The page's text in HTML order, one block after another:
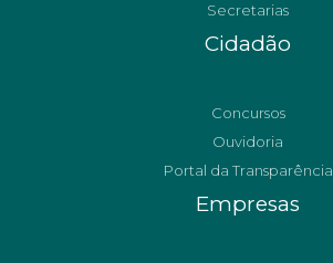
Secretarias
Cidadão
Concursos
Ouvidoria
Portal da Transparência
Empresas